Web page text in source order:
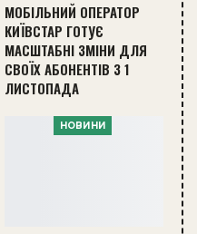
МОБІЛЬНИЙ ОПЕРАТОР
КИЇВСТАР ГОТУЄ
МАСШТАБНІ ЗМІНИ ДЛЯ
СВОЇХ АБОНЕНТІВ З 1
ЛИСТОПАДА
НОВИНИ